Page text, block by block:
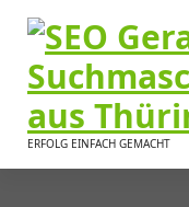
springen
ERFOLG EINFACH GEMACHT